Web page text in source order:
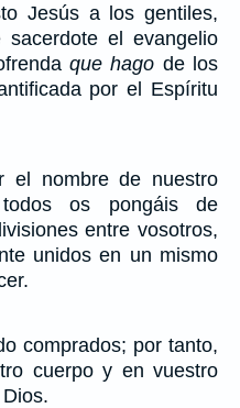
Jesús a los gentiles,
el evangelio
que hago de los
por el Espíritu
el nombre de nuestro
os pongáis de
entre vosotros,
unidos en un mismo
comprados; por tanto,
cuerpo y en vuestro